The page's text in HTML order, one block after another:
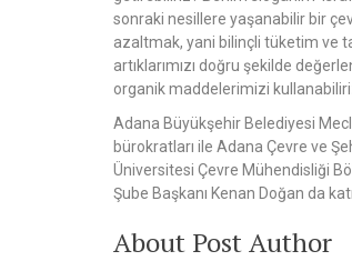
sonraki nesillere yaşanabilir bir
azaltmak, yani bilinçli tüketim ve
artıklarımızı doğru şekilde
organik maddelerimizi
Adana Büyükşehir Belediyesi
bürokratları ile Adana Çevre ve
Üniversitesi Çevre Mühendisliği
Şube Başkanı Kenan Doğan da
About Post Author